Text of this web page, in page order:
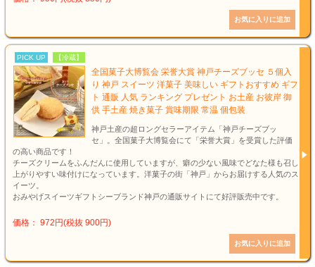
PICK UP 【冷蔵】
全国菓子大博覧会 栄誉大賞 神戸チーズブッセ ５個入
り 神戸 スイーツ 洋菓子 美味しい ギフトおすすめ ギフ
ト 通販 人気 ランキング プレゼント お土産 お彼岸 御
供 手土産 焼き菓子 賞味期限 常温 個包装
神戸土産の超ロングセラーアイテム「神戸チーズブッ
セ」。全国菓子大博覧会にて「栄誉大賞」を受賞した評価
の高い商品です！
チーズクリームをふんだんに使用していますが、癖の少ない風味でどなた様も召し
上がりやすい味付けになっています。洋菓子の街「神戸」からお届けする人気のス
イーツ。
おみやげスイーツギフトシーブランド神戸の通販サイトにて好評販売中です。
価格： 972円(税抜 900円)